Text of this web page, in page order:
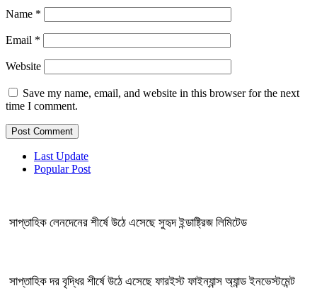
Name *
Email *
Website
Save my name, email, and website in this browser for the next
time I comment.
Last Update
Popular Post
সাপ্তাহিক লেনদেনের শীর্ষে উঠে এসেছে সুহৃদ ইন্ডাষ্ট্রিজ লিমিটেড
সাপ্তাহিক দর বৃদ্ধির শীর্ষে উঠে এসেছে ফারইস্ট ফাইন্যান্স অ্যান্ড ইনভেস্টমেন্ট